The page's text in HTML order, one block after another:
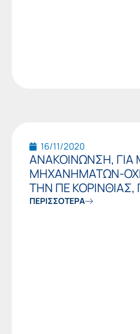
16/11/2020
ΑΝΑΚΟΙΝΩΝΣΗ, ΓΙΑ
ΜΗΧΑΝΗΜΑΤΩΝ-
ΤΗΝ ΠΕ ΚΟΡΙΝΘΙΑΣ,
ΠΕΡΙΣΣΟΤΕΡΑ